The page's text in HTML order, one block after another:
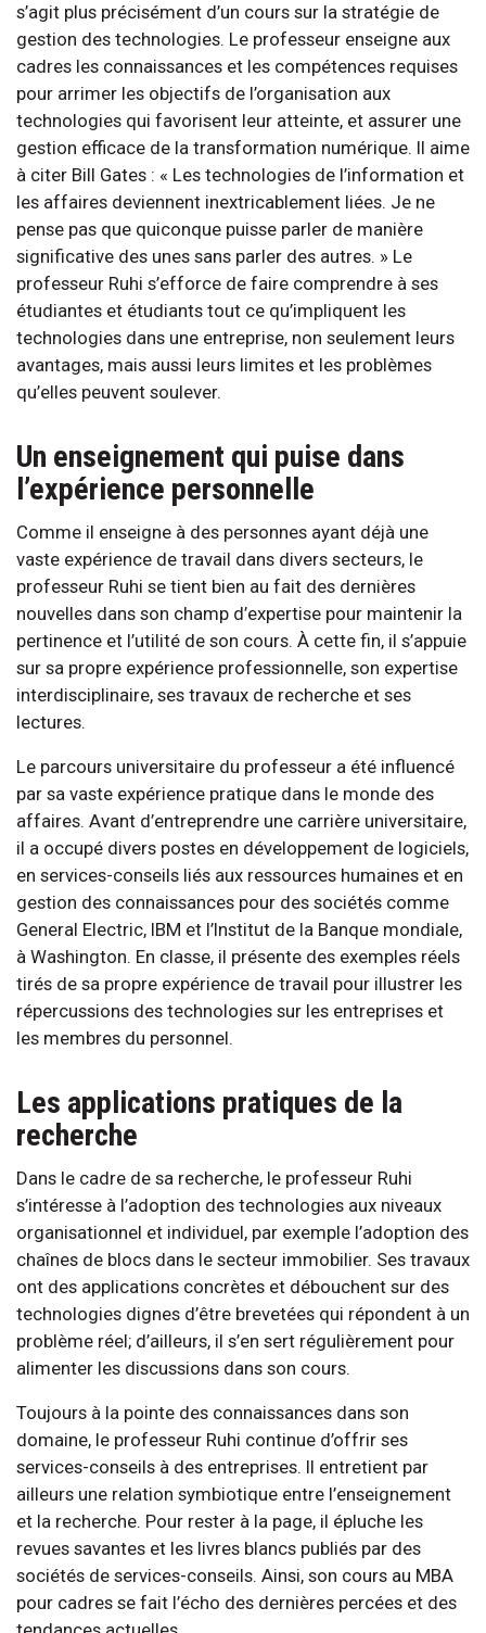
s’agit plus précisément d’un cours sur la stratégie de
gestion des technologies. Le professeur enseigne aux
cadres les connaissances et les compétences requises
pour arrimer les objectifs de l’organisation aux
technologies qui favorisent leur atteinte, et assurer une
gestion efficace de la transformation numérique. Il aime
à citer Bill Gates : « Les technologies de l’information et
les affaires deviennent inextricablement liées. Je ne
pense pas que quiconque puisse parler de manière
significative des unes sans parler des autres. » Le
professeur Ruhi s’efforce de faire comprendre à ses
étudiantes et étudiants tout ce qu’impliquent les
technologies dans une entreprise, non seulement leurs
avantages, mais aussi leurs limites et les problèmes
qu’elles peuvent soulever.
Un enseignement qui puise dans
l’expérience personnelle
Comme il enseigne à des personnes ayant déjà une
vaste expérience de travail dans divers secteurs, le
professeur Ruhi se tient bien au fait des dernières
nouvelles dans son champ d’expertise pour maintenir la
pertinence et l’utilité de son cours. À cette fin, il s’appuie
sur sa propre expérience professionnelle, son expertise
interdisciplinaire, ses travaux de recherche et ses
lectures.
Le parcours universitaire du professeur a été influencé
par sa vaste expérience pratique dans le monde des
affaires. Avant d’entreprendre une carrière universitaire,
il a occupé divers postes en développement de logiciels,
en services-conseils liés aux ressources humaines et en
gestion des connaissances pour des sociétés comme
General Electric, IBM et l’Institut de la Banque mondiale,
à Washington. En classe, il présente des exemples réels
tirés de sa propre expérience de travail pour illustrer les
répercussions des technologies sur les entreprises et
les membres du personnel.
Les applications pratiques de la
recherche
Dans le cadre de sa recherche, le professeur Ruhi
s’intéresse à l’adoption des technologies aux niveaux
organisationnel et individuel, par exemple l’adoption des
chaînes de blocs dans le secteur immobilier. Ses travaux
ont des applications concrètes et débouchent sur des
technologies dignes d’être brevetées qui répondent à un
problème réel; d’ailleurs, il s’en sert régulièrement pour
alimenter les discussions dans son cours.
Toujours à la pointe des connaissances dans son
domaine, le professeur Ruhi continue d’offrir ses
services-conseils à des entreprises. Il entretient par
ailleurs une relation symbiotique entre l’enseignement
et la recherche. Pour rester à la page, il épluche les
revues savantes et les livres blancs publiés par des
sociétés de services-conseils. Ainsi, son cours au MBA
pour cadres se fait l’écho des dernières percées et des